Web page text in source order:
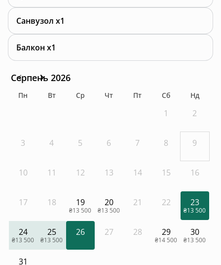
Санвузол x1
Балкон x1
Серпень 2026
Пн Вт Ср Чт Пт Сб Нд
1 2
3 4 5 6 7 8 9
10 11 12 13 14 15 16
17 18 19
₴13 500
20
₴13 500
21 22 23
₴13 500
24
₴13 500
25
₴13 500
26 27 28 29
₴14 500
30
₴13 500
31